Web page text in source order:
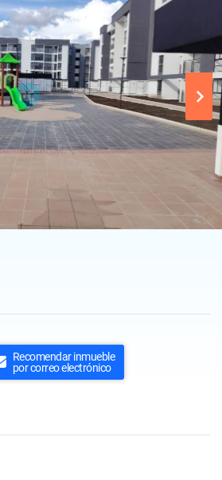
Recomendar inmueble
por correo electrónico